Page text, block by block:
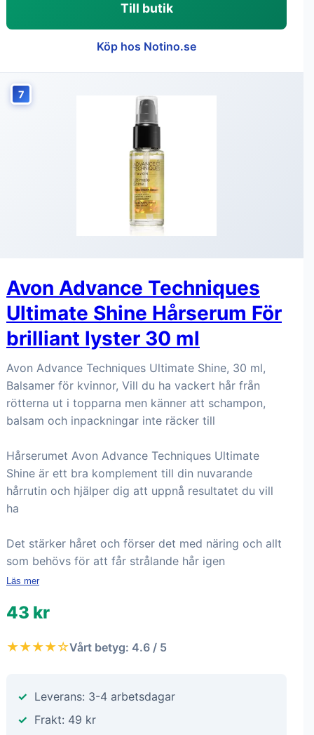
Till butik
Köp hos Notino.se
7
Avon Advance Techniques
Ultimate Shine Hårserum För
brilliant lyster 30 ml
Avon Advance Techniques Ultimate Shine, 30 ml,
Balsamer för kvinnor, Vill du ha vackert hår från
rötterna ut i topparna men känner att schampon,
balsam och inpackningar inte räcker till
Hårserumet Avon Advance Techniques Ultimate
Shine är ett bra komplement till din nuvarande
hårrutin och hjälper dig att uppnå resultatet du vill
ha
Det stärker håret och förser det med näring och allt
som behövs för att får strålande hår igen
Läs mer
43 kr
★★★★☆Vårt betyg: 4.6 / 5
Leverans: 3-4 arbetsdagar
Frakt: 49 kr